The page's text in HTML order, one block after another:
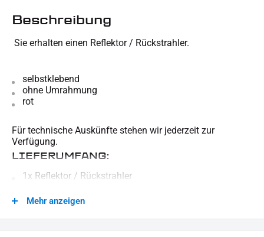
Beschreibung
Sie erhalten einen Reflektor / Rückstrahler.
selbstklebend
ohne Umrahmung
rot
Für technische Auskünfte stehen wir jederzeit zur
Verfügung.
LIEFERUMFANG:
1x Reflektor / Rückstrahler
geht.
Mehr anzeigen